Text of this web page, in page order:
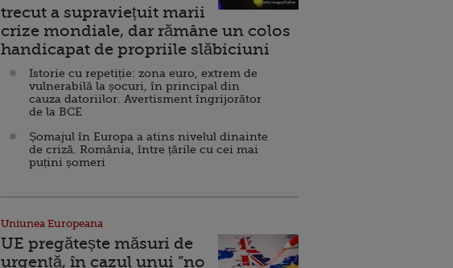
trecut a supraviețuit marii
crize mondiale, dar rămâne un colos
handicapat de propriile slăbiciuni
Istorie cu repetiție: zona euro, extrem de
vulnerabilă la șocuri, în principal din
cauza datoriilor. Avertisment îngrijorător
de la BCE
Șomajul în Europa a atins nivelul dinainte
de criză. România, între țările cu cei mai
puțini șomeri
Uniunea Europeana
UE pregătește măsuri de
urgență, în cazul unui ”no